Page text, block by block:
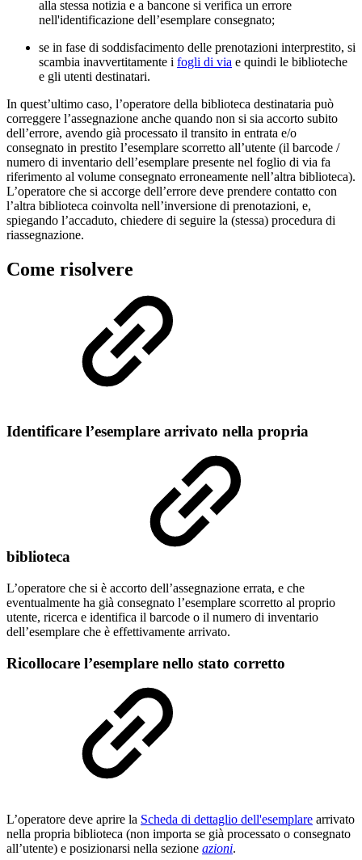
alla stessa notizia e a bancone si verifica un errore
nell'identificazione dell’esemplare consegnato;
se in fase di soddisfacimento delle prenotazioni interprestito, si
scambia inavvertitamente i fogli di via e quindi le biblioteche
e gli utenti destinatari.
In quest’ultimo caso, l’operatore della biblioteca destinataria può
correggere l’assegnazione anche quando non si sia accorto subito
dell’errore, avendo già processato il transito in entrata e/o
consegnato in prestito l’esemplare scorretto all’utente (il barcode /
numero di inventario dell’esemplare presente nel foglio di via fa
riferimento al volume consegnato erroneamente nell’altra biblioteca).
L’operatore che si accorge dell’errore deve prendere contatto con
l’altra biblioteca coinvolta nell’inversione di prenotazioni, e,
spiegando l’accaduto, chiedere di seguire la (stessa) procedura di
riassegnazione.
Come risolvere
Identificare l’esemplare arrivato nella propria
biblioteca
L’operatore che si è accorto dell’assegnazione errata, e che
eventualmente ha già consegnato l’esemplare scorretto al proprio
utente, ricerca e identifica il barcode o il numero di inventario
dell’esemplare che è effettivamente arrivato.
Ricollocare l’esemplare nello stato corretto
L’operatore deve aprire la Scheda di dettaglio dell'esemplare arrivato
nella propria biblioteca (non importa se già processato o consegnato
all’utente) e posizionarsi nella sezione azioni.